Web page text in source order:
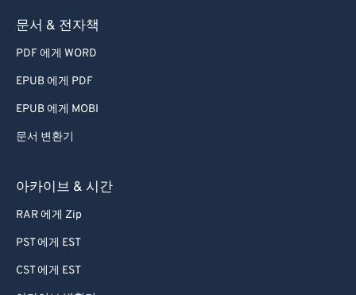
문서 & 전자책
PDF 에게 WORD
EPUB 에게 PDF
EPUB 에게 MOBI
문서 변환기
아카이브 & 시간
RAR 에게 Zip
PST 에게 EST
CST 에게 EST